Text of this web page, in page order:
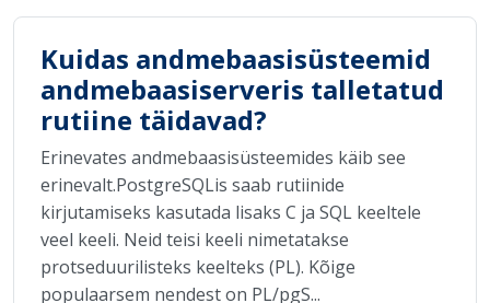
Kuidas andmebaasisüsteemid
andmebaasiserveris talletatud
rutiine täidavad?
Erinevates andmebaasisüsteemides käib see
erinevalt.PostgreSQLis saab rutiinide
kirjutamiseks kasutada lisaks C ja SQL keeltele
veel keeli. Neid teisi keeli nimetatakse
protseduurilisteks keelteks (PL). Kõige
populaarsem nendest on PL/pgS...